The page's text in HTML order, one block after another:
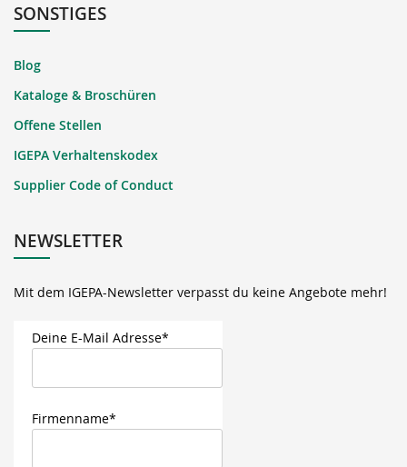
SONSTIGES
Blog
Kataloge & Broschüren
Offene Stellen
IGEPA Verhaltenskodex
Supplier Code of Conduct
NEWSLETTER
Mit dem IGEPA-Newsletter verpasst du keine Angebote mehr!
Deine E-Mail Adresse*
Firmenname*